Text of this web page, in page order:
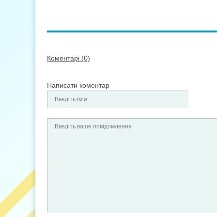
Коментарі (0)
Написати коментар